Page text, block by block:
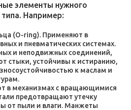
элементы нужного
Например:
(O-ring). Применяют в
и пневматических системах.
и неподвижных соединений,
стыки, устойчивы к истиранию,
к маслам и
в механизмах с вращающимися
предотвращают утечку
от пыли и влаги. Манжеты